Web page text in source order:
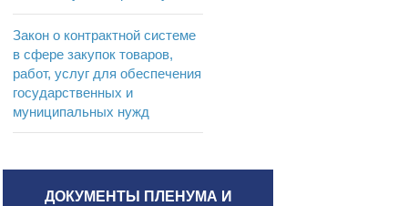
Закон о контрактной системе
в сфере закупок товаров,
работ, услуг для обеспечения
государственных и
муниципальных нужд
ДОКУМЕНТЫ ПЛЕНУМА И